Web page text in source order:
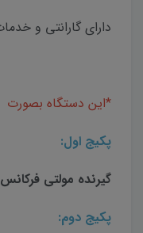
دارای گارانتی و
*این دستگاه بصورت
پکیج اول:
گیرنده مولتی فرکانس FOIF A60 pro/ژالن2.50
پکیج دوم: